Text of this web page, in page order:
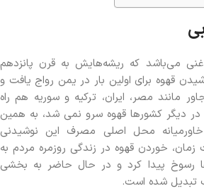
غنی می‌باشد که ریشه‌هایش به قرن پانزدهم
قهوه برای اولین بار در یمن رواج یافت و
مانند مصر، ایران، ترکیه و سوریه هم راه
در دیگر کشورها قهوه سرو نمی شد، به همین
محل اصلی مصرف این نوشیدنی
خوردن قهوه در زندگی روزمره مردم به
پیدا کرد و در حال حاضر به بخشی
تبدیل شده است.